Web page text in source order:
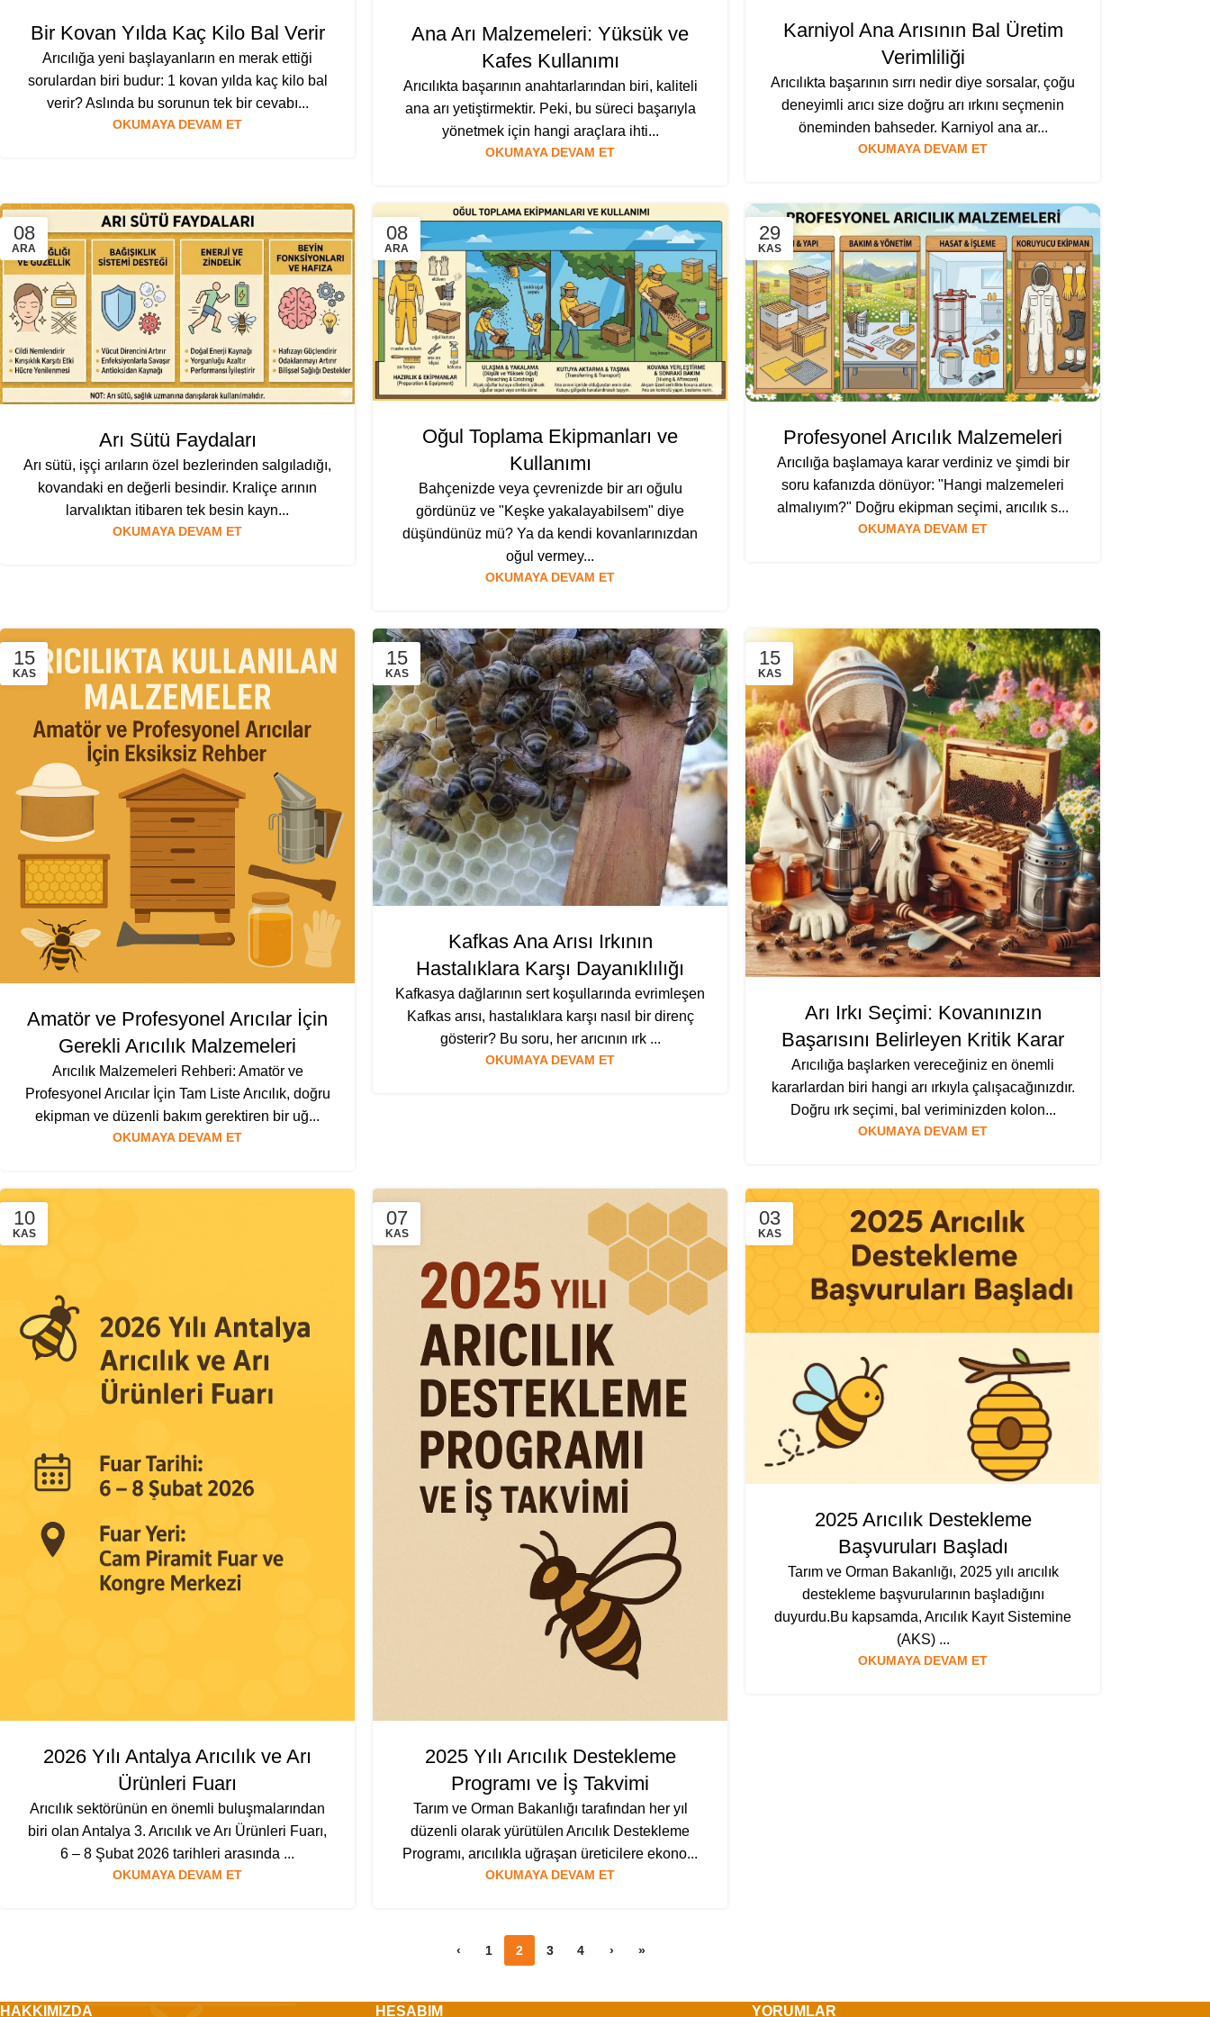
Bir Kovan Yılda Kaç Kilo Bal Verir
Arıcılığa yeni başlayanların en merak ettiği
sorulardan biri budur: 1 kovan yılda kaç kilo bal
verir? Aslında bu sorunun tek bir cevabı...
OKUMAYA DEVAM ET
Ana Arı Malzemeleri: Yüksük ve
Kafes Kullanımı
Arıcılıkta başarının anahtarlarından biri, kaliteli
ana arı yetiştirmektir. Peki, bu süreci başarıyla
yönetmek için hangi araçlara ihti...
OKUMAYA DEVAM ET
Karniyol Ana Arısının Bal Üretim
Verimliliği
Arıcılıkta başarının sırrı nedir diye sorsalar, çoğu
deneyimli arıcı size doğru arı ırkını seçmenin
öneminden bahseder. Karniyol ana ar...
OKUMAYA DEVAM ET
08
ARA
Arı Sütü Faydaları
Arı sütü, işçi arıların özel bezlerinden salgıladığı,
kovandaki en değerli besindir. Kraliçe arının
larvalıktan itibaren tek besin kayn...
OKUMAYA DEVAM ET
08
ARA
Oğul Toplama Ekipmanları ve
Kullanımı
Bahçenizde veya çevrenizde bir arı oğulu
gördünüz ve "Keşke yakalayabilsem" diye
düşündünüz mü? Ya da kendi kovanlarınızdan
oğul vermey...
OKUMAYA DEVAM ET
29
KAS
Profesyonel Arıcılık Malzemeleri
Arıcılığa başlamaya karar verdiniz ve şimdi bir
soru kafanızda dönüyor: "Hangi malzemeleri
almalıyım?" Doğru ekipman seçimi, arıcılık s...
OKUMAYA DEVAM ET
15
KAS
Amatör ve Profesyonel Arıcılar İçin
Gerekli Arıcılık Malzemeleri
Arıcılık Malzemeleri Rehberi: Amatör ve
Profesyonel Arıcılar İçin Tam Liste Arıcılık, doğru
ekipman ve düzenli bakım gerektiren bir uğ...
OKUMAYA DEVAM ET
15
KAS
Kafkas Ana Arısı Irkının
Hastalıklara Karşı Dayanıklılığı
Kafkasya dağlarının sert koşullarında evrimleşen
Kafkas arısı, hastalıklara karşı nasıl bir direnç
gösterir? Bu soru, her arıcının ırk ...
OKUMAYA DEVAM ET
15
KAS
Arı Irkı Seçimi: Kovanınızın
Başarısını Belirleyen Kritik Karar
Arıcılığa başlarken vereceğiniz en önemli
kararlardan biri hangi arı ırkıyla çalışacağınızdır.
Doğru ırk seçimi, bal veriminizden kolon...
OKUMAYA DEVAM ET
10
KAS
2026 Yılı Antalya Arıcılık ve Arı
Ürünleri Fuarı
Arıcılık sektörünün en önemli buluşmalarından
biri olan Antalya 3. Arıcılık ve Arı Ürünleri Fuarı,
6 – 8 Şubat 2026 tarihleri arasında ...
OKUMAYA DEVAM ET
07
KAS
2025 Yılı Arıcılık Destekleme
Programı ve İş Takvimi
Tarım ve Orman Bakanlığı tarafından her yıl
düzenli olarak yürütülen Arıcılık Destekleme
Programı, arıcılıkla uğraşan üreticilere ekono...
OKUMAYA DEVAM ET
03
KAS
2025 Arıcılık Destekleme
Başvuruları Başladı
Tarım ve Orman Bakanlığı, 2025 yılı arıcılık
destekleme başvurularının başladığını
duyurdu.Bu kapsamda, Arıcılık Kayıt Sistemine
(AKS) ...
OKUMAYA DEVAM ET
‹ 1 2 3 4 › »
HAKKIMIZDA HESABIM YORUMLAR